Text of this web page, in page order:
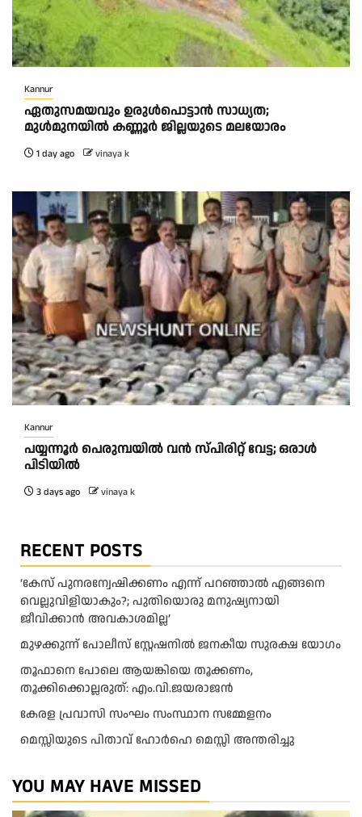
Kannur
ഏതുസമയവും ഉരുൾപൊട്ടാൻ സാധ്യത;
മുൾമുനയിൽ കണ്ണൂർ ജില്ലയുടെ മലയോരം
1 day ago vinaya k
Kannur
പയ്യന്നൂർ പെരുമ്പയിൽ വൻ സ്‌പിരിറ്റ് വേട്ട; ഒരാൾ
പിടിയിൽ
3 days ago vinaya k
RECENT POSTS
‘കേസ് പുനരന്വേഷിക്കണം എന്ന് പറഞ്ഞാൽ എങ്ങനെ
വെല്ലുവിളിയാകും?; പുതിയൊരു മനുഷ്യനായി
ജീവിക്കാൻ അവകാശമില്ല’
മുഴക്കുന്ന് പോലീസ് സ്റ്റേഷനിൽ ജനകീയ സുരക്ഷ യോഗം
തൂഫാനെ പോലെ ആയങ്കിയെ തൂക്കണം,
തൂക്കിക്കൊല്ലരുത്: എം.വി.ജയരാജന്‍
കേരള പ്രവാസി സംഘം സംസ്ഥാന സമ്മേളനം
മെസ്സിയുടെ പിതാവ് ഹോർഹെ മെസ്സി അന്തരിച്ചു
YOU MAY HAVE MISSED